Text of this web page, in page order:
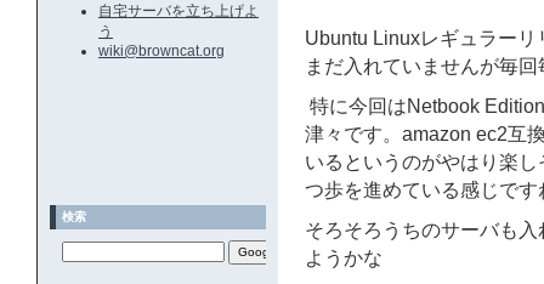
Ubuntu Linuxレギュラー
まだ入れていませんが毎
特に今回はNetbook
津々です。amazon ec2互
いるというのがやはり楽
つ歩を進めている感じです
そろそろうちのサーバも
ようかな
自宅サーバを立ち上げよ
う
wiki@browncat.org
検索